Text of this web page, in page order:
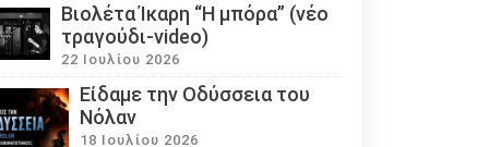
Βιολέτα Ίκαρη “Η μπόρα” (νέο
τραγούδι-video)
22 Ιουλίου 2026
Eίδαμε την Οδύσσεια του
Νόλαν
18 Ιουλίου 2026